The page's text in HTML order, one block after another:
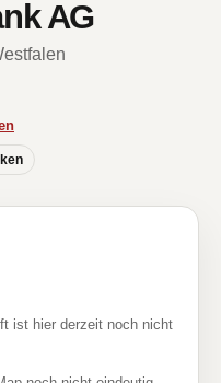
AG
ist hier derzeit noch nicht